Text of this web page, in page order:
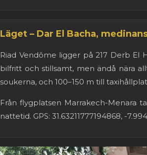
Läget – Dar El Bacha,
Riad Vendôme ligger på 217 Derb El
bilfritt och stillsamt, men ändå nära
soukerna, och 100–150 m till
Från flygplatsen Marrakech-Menara
nattetid. GPS: 31.63211777194868, -